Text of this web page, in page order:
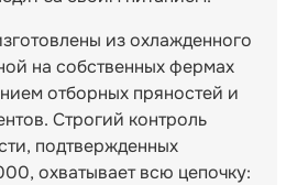
из охлажденного
на собственных фермах
отборных пряностей и
Строгий контроль
подтвержденных
охватывает всю цепочку: